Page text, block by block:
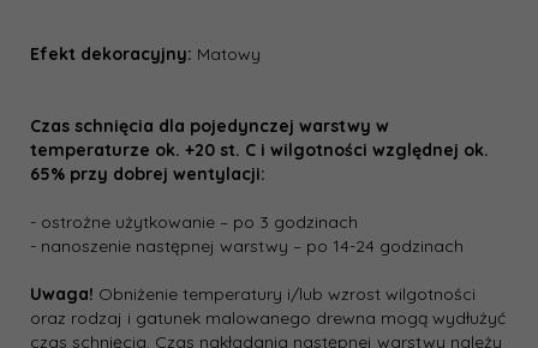
Efekt dekoracyjny: Matowy
Czas schnięcia dla pojedynczej warstwy w
temperaturze ok. +20 st. C i wilgotności względnej ok.
65% przy dobrej wentylacji:
- ostrożne użytkowanie – po 3 godzinach
- nanoszenie następnej warstwy – po 14-24 godzinach
Uwaga! Obniżenie temperatury i/lub wzrost wilgotności
oraz rodzaj i gatunek malowanego drewna mogą wydłużyć
czas schnięcia. Czas nakładania następnej warstwy należy